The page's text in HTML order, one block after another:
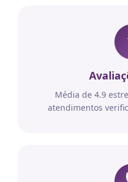
Média de 4.9
atendimentos